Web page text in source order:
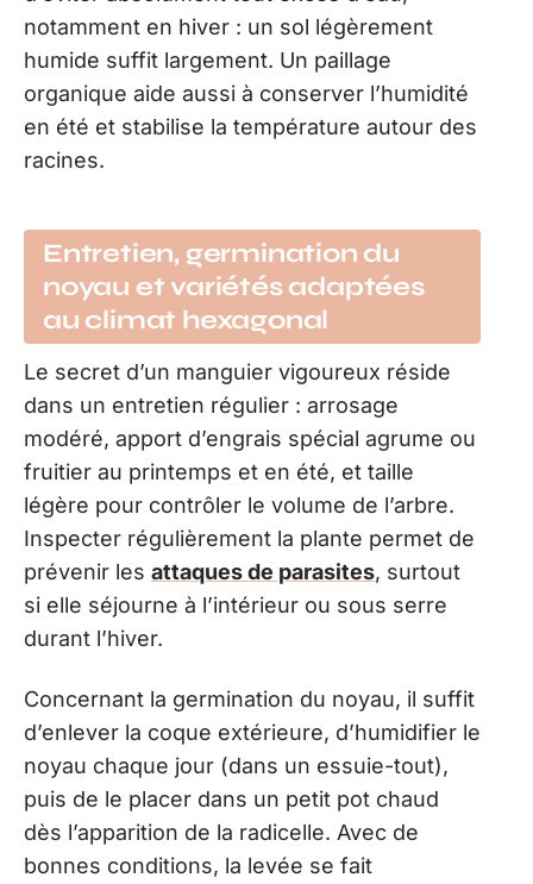
notamment en hiver : un sol légèrement
humide suffit largement. Un paillage
organique aide aussi à conserver l’humidité
en été et stabilise la température autour des
racines.
Entretien, germination du
noyau et variétés adaptées
au climat hexagonal
Le secret d’un manguier vigoureux réside
dans un entretien régulier : arrosage
modéré, apport d’engrais spécial agrume ou
fruitier au printemps et en été, et taille
légère pour contrôler le volume de l’arbre.
Inspecter régulièrement la plante permet de
prévenir les attaques de parasites, surtout
si elle séjourne à l’intérieur ou sous serre
durant l’hiver.
Concernant la germination du noyau, il suffit
d’enlever la coque extérieure, d’humidifier le
noyau chaque jour (dans un essuie-tout),
puis de le placer dans un petit pot chaud
dès l’apparition de la radicelle. Avec de
bonnes conditions, la levée se fait